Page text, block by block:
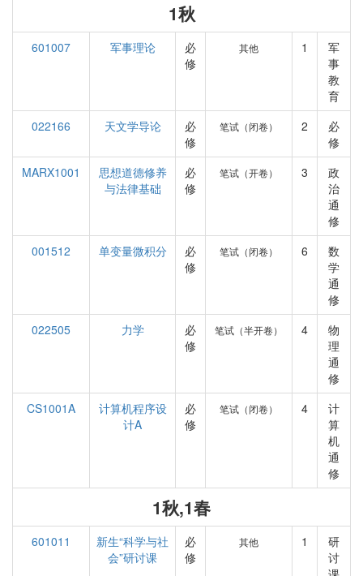
1秋
601007 军事理论
必
修
其他 1
军
事
教
育
022166
天文学导论
必
修
笔试（闭卷） 2
必
修
MARX1001
思想道德修养
与法律基础
必
修
笔试（开卷） 3
政
治
通
修
001512
单变量微积分
必
修
笔试（闭卷） 6
数
学
通
修
022505
力学
必
修
笔试（半开卷） 4
物
理
通
修
CS1001A
计算机程序设
计A
必
修
笔试（闭卷） 4
计
算
机
通
修
1秋,1春
601011
新生“科学与社
会”研讨课
必
修
其他 1
研
讨